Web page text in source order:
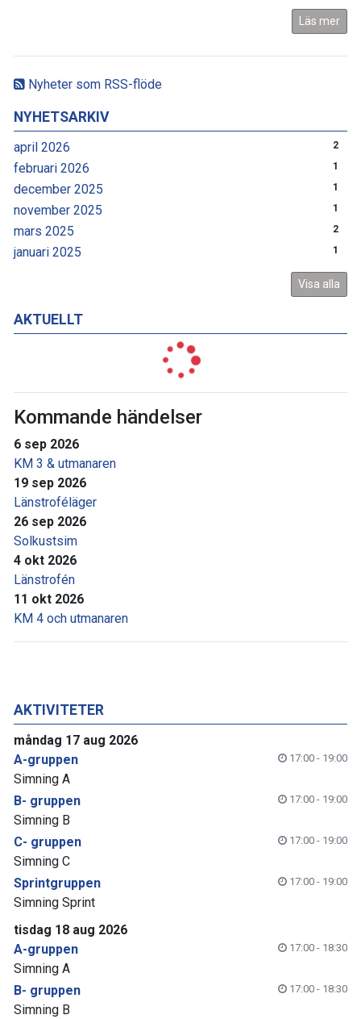
Nyheter som RSS-flöde
NYHETSARKIV
april 2026 2
februari 2026 1
december 2025 1
november 2025 1
mars 2025 2
januari 2025 1
Visa alla
AKTUELLT
Kommande händelser
6 sep 2026
KM 3 & utmanaren
19 sep 2026
Länstroféläger
26 sep 2026
Solkustsim
4 okt 2026
Länstrofén
11 okt 2026
KM 4 och utmanaren
Läs mer
AKTIVITETER
måndag 17 aug 2026
A-gruppen
17:00 - 19:00
Simning A
B- gruppen
17:00 - 19:00
Simning B
C- gruppen
17:00 - 19:00
Simning C
Sprintgruppen
17:00 - 19:00
Simning Sprint
tisdag 18 aug 2026
A-gruppen
17:00 - 18:30
Simning A
B- gruppen
17:00 - 18:30
Simning B